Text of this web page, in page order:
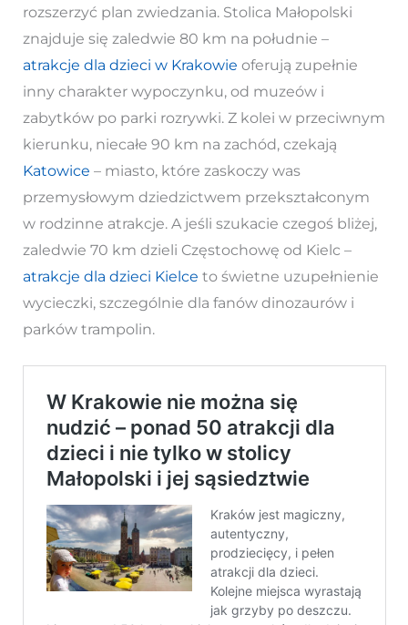
rozszerzyć plan zwiedzania. Stolica Małopolski
znajduje się zaledwie 80 km na południe –
atrakcje dla dzieci w Krakowie oferują zupełnie
inny charakter wypoczynku, od muzeów i
zabytków po parki rozrywki. Z kolei w przeciwnym
kierunku, niecałe 90 km na zachód, czekają
Katowice – miasto, które zaskoczy was
przemysłowym dziedzictwem przekształconym
w rodzinne atrakcje. A jeśli szukacie czegoś bliżej,
zaledwie 70 km dzieli Częstochowę od Kielc –
atrakcje dla dzieci Kielce to świetne uzupełnienie
wycieczki, szczególnie dla fanów dinozaurów i
parków trampolin.